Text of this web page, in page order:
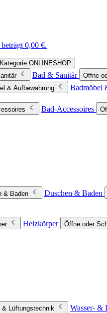
0,00 €.
ONLINESHOP
Bad & Sanitär
Öffne
& Aufbewahrung
Badmöbel
Bad-Accessoires
& Baden Duschen & Baden
Heizkörper Öffne oder
& Lüftungstechnik Wasser- &